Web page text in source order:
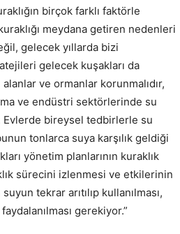
birçok farklı faktörle
meydana getiren nedenleri
gelecek yıllarda bizi
gelecek kuşakları da
ve ormanlar korunmalıdır,
ve endüstri sektörlerinde su
Evlerde bireysel tedbirlerle su
tonlarca suya karşılık geldiği
yönetim planlarının kuraklık
sürecini izlenmesi ve etkilerinin
tekrar arıtılıp kullanılması,
gerekiyor.”